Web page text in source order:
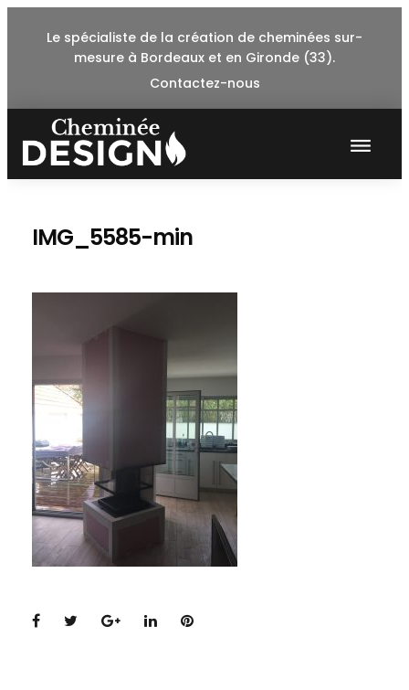
Le spécialiste de la création de cheminées sur-
mesure à Bordeaux et en Gironde (33).
Contactez-nous
IMG_5585-min
Facebook
TwitterGoogle+
LinkedInPinterest